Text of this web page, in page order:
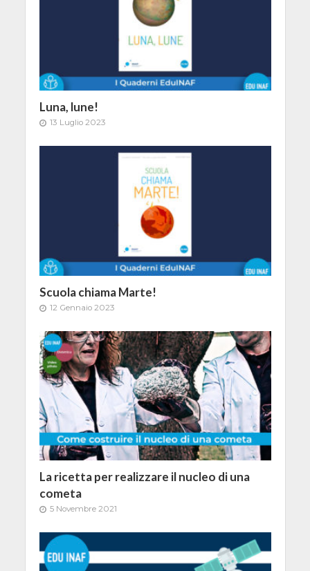
Luna, lune!
13 Luglio 2023
Scuola chiama Marte!
12 Gennaio 2023
La ricetta per realizzare il nucleo di una
cometa
5 Novembre 2021